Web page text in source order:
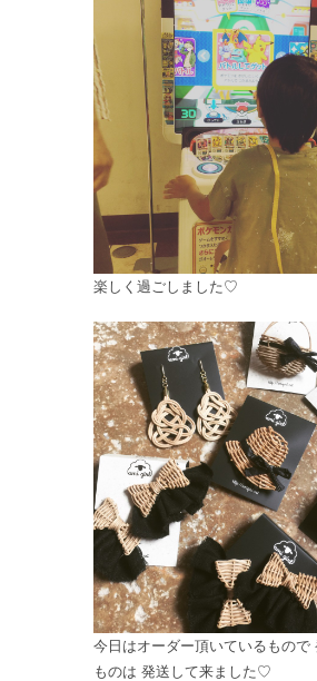
楽しく過ごしました♡
今日はオーダー頂いているもので
ものは 発送して来ました♡